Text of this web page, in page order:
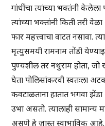
गांधींचा त्यांच्या भक्तंनी
त्यांच्या भक्तांनी किती तरी
फार महत्त्वाचा वाटत नसावा.
मृत्युसमयी रामनाम तोंडी
पुण्यशील तर नथुराम होता,
घेता पोलिसांकरवी स्वतःला
कवटाळताना हातात भगवा
उभा असतो. त्यालाही सामान्य
असणे हे जास्त स्वाभाविक